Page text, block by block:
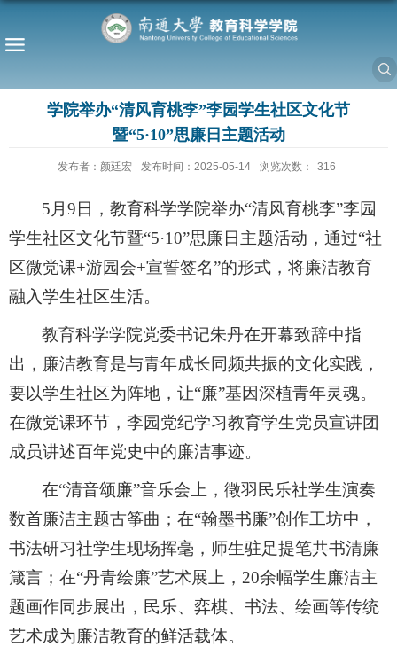
学院举办“清风育桃李”李园学生社区文化节
暨“5·10”思廉日主题活动
发布者：颜廷宏 发布时间：2025-05-14 浏览次数： 316
5月 9 日，教育科学学院举办“清风育桃李”李园
学生社区文化节暨“5·10”思廉日主题活动 ，通过“社
区微党课+游园会+宣誓签名”的形式，将廉洁教育
融入学生社区生活。
教育科学学院党委书记朱丹在开幕致辞中指
出， 廉洁教育是与青年成长同频共振的文化实践 ，
要以学生社区为阵地，让“廉”基因深植青年灵魂。
在微党课环节，李园党纪学习教育学生党员宣讲团
成员讲述百年党史中的廉洁事迹。
在“‌清音颂廉”音乐会上 ， 徵羽民乐社学生演奏
数首廉洁主题古筝曲 ； 在“‌翰墨书廉‌”创作工坊中，
书法研习社学生现场挥毫，师生驻足提笔共书清廉
箴言； 在“‌丹青绘廉”艺术展上 ‌，20余幅学生廉洁主
题画作同步展出 ， 民乐、弈棋、 书法、 绘画等传统
艺术成为廉洁教育的鲜活载体。